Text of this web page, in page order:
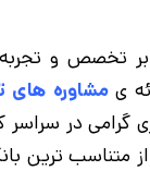
بر تخصص و
ی مشاوره
گرامی در
متناسب ترین